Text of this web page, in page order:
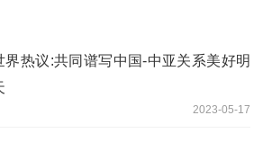
界热议:共同谱写中国-中亚关系美好明
2023-05-17